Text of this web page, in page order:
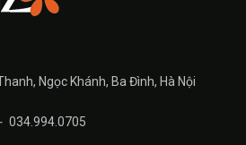
Ngọc Khánh, Ba Đình, Hà Nội
- 034.994.0705